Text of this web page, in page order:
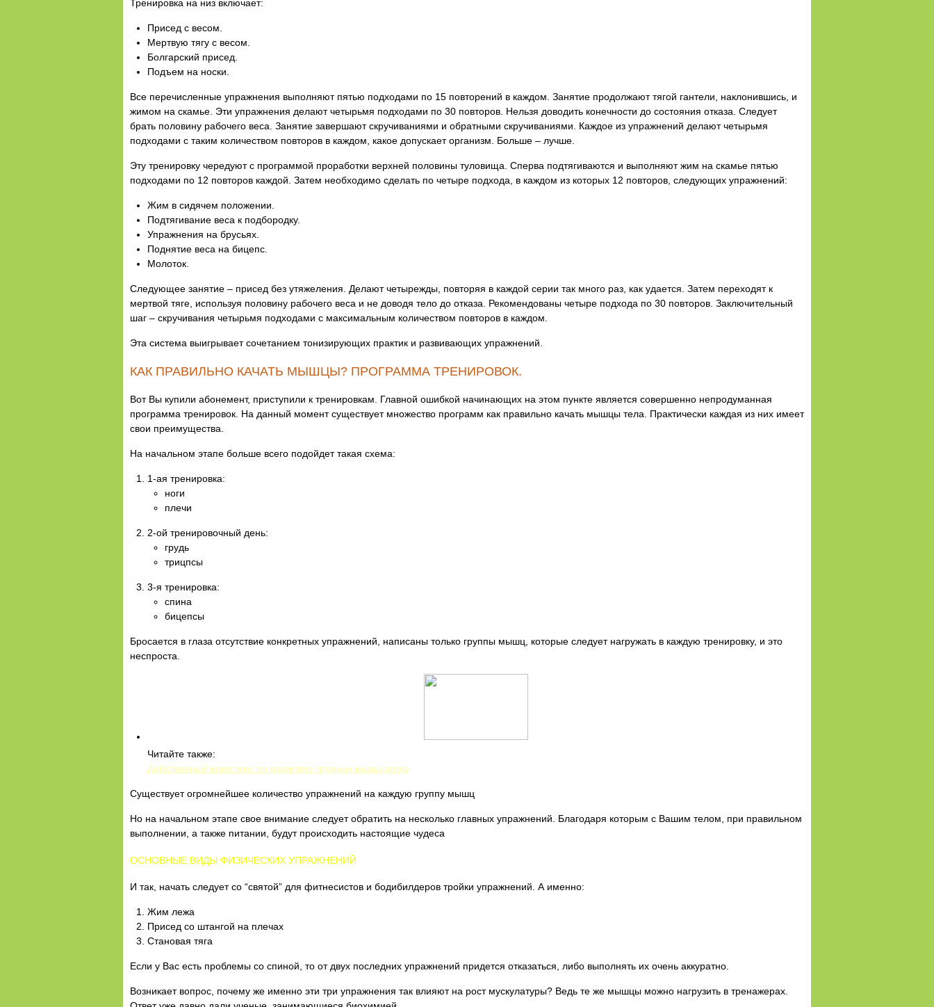
Тренировка на низ включает:
Присед с весом.
Мертвую тягу с весом.
Болгарский присед.
Подъем на носки.
Все перечисленные упражнения выполняют пятью подходами по 15 повторений в каждом. Занятие продолжают тягой гантели, наклонившись, и
жимом на скамье. Эти упражнения делают четырьмя подходами по 30 повторов. Нельзя доводить конечности до состояния отказа. Следует
брать половину рабочего веса. Занятие завершают скручиваниями и обратными скручиваниями. Каждое из упражнений делают четырьмя
подходами с таким количеством повторов в каждом, какое допускает организм. Больше – лучше.
Эту тренировку чередуют с программой проработки верхней половины туловища. Сперва подтягиваются и выполняют жим на скамье пятью
подходами по 12 повторов каждой. Затем необходимо сделать по четыре подхода, в каждом из которых 12 повторов, следующих упражнений:
Жим в сидячем положении.
Подтягивание веса к подбородку.
Упражнения на брусьях.
Поднятие веса на бицепс.
Молоток.
Следующее занятие – присед без утяжеления. Делают четырежды, повторяя в каждой серии так много раз, как удается. Затем переходят к
мертвой тяге, используя половину рабочего веса и не доводя тело до отказа. Рекомендованы четыре подхода по 30 повторов. Заключительный
шаг – скручивания четырьмя подходами с максимальным количеством повторов в каждом.
Эта система выигрывает сочетанием тонизирующих практик и развивающих упражнений.
КАК ПРАВИЛЬНО КАЧАТЬ МЫШЦЫ? ПРОГРАММА ТРЕНИРОВОК.
Вот Вы купили абонемент, приступили к тренировкам. Главной ошибкой начинающих на этом пункте является совершенно непродуманная
программа тренировок. На данный момент существует множество программ как правильно качать мышцы тела. Практически каждая из них имеет
свои преимущества.
На начальном этапе больше всего подойдет такая схема:
1-ая тренировка:
ноги
плечи
2-ой тренировочный день:
грудь
трицпсы
3-я тренировка:
спина
бицепсы
Бросается в глаза отсутствие конкретных упражнений, написаны только группы мышц, которые следует нагружать в каждую тренировку, и это
неспроста.
Читайте также:
Действенный комплекс по развитию грудных мышц дома
Существует огромнейшее количество упражнений на каждую группу мышц
Но на начальном этапе свое внимание следует обратить на несколько главных упражнений. Благодаря которым с Вашим телом, при правильном
выполнении, а также питании, будут происходить настоящие чудеса
ОСНОВНЫЕ ВИДЫ ФИЗИЧЕСКИХ УПРАЖНЕНИЙ
И так, начать следует со “святой” для фитнесистов и бодибилдеров тройки упражнений. А именно:
Жим лежа
Присед со штангой на плечах
Становая тяга
Если у Вас есть проблемы со спиной, то от двух последних упражнений придется отказаться, либо выполнять их очень аккуратно.
Возникает вопрос, почему же именно эти три упражнения так влияют на рост мускулатуры? Ведь те же мышцы можно нагрузить в тренажерах.